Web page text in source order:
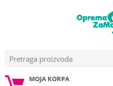
MOJA KORPA